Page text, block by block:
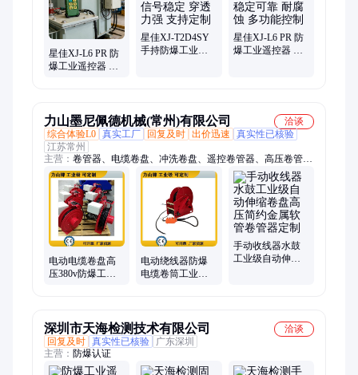
星佳XJ-L6 PR 防
爆工业遥控器 省
星佳XJ-T2D4SY
手持防爆工业遥
星佳XJ-L6 PR 防
爆工业遥控器 性
力山墨尼佩德机械(常州)有限公司
洽谈
综合体验L0 真实工厂 回复及时 出价迅速
真实性已核验
江苏常州
主营： 卷管器、电缆卷盘、冲洗卷盘、遥控卷管器、高压卷管
器、液压卷盘、不锈钢卷管器、叉车卷盘、软管卷筒、电鼓、电
动卷盘
电动电缆卷盘高
压380v防爆工业
电动绕线器防爆
电缆卷筒工业金
手动收线器水鼓
工业级自动伸缩
深圳市天海检测技术有限公司
洽谈
回复及时 真实性已核验
广东深圳
主营： 防爆认证